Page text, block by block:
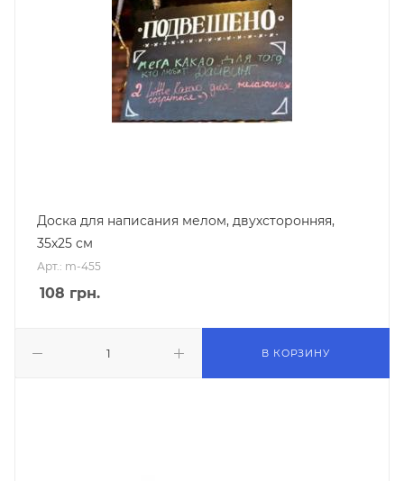
Доска для написания мелом, двухсторонняя,
35х25 см
Арт.: m-455
108 грн.
В КОРЗИНУ